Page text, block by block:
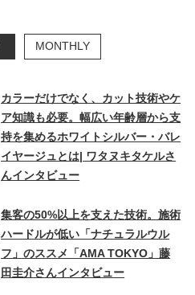
MONTHLY
カラーだけでなく、カット技術やケ
ア知識も必要。幅広い年齢層から支
持を集めるホワイトシルバー・バレ
イヤージュとは| ワタヌキタケルさ
んインタビュー
集客の50%以上を支えた技術。施術
ハードルが低い「ナチュラルウル
フ」のススメ「AMA TOKYO」藤
田圭介さんインタビュー